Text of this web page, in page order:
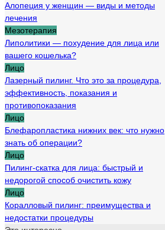
Алопеция у женщин — виды и методы
лечения
Мезотерапия
Липолитики — похудение для лица или
вашего кошелька?
Лицо
Лазерный пилинг. Что это за процедура,
эффективность, показания и
противопоказания
Лицо
Блефаропластика нижних век: что нужно
знать об операции?
Лицо
Пилинг-скатка для лица: быстрый и
недорогой способ очистить кожу
Лицо
Коралловый пилинг: преимущества и
недостатки процедуры